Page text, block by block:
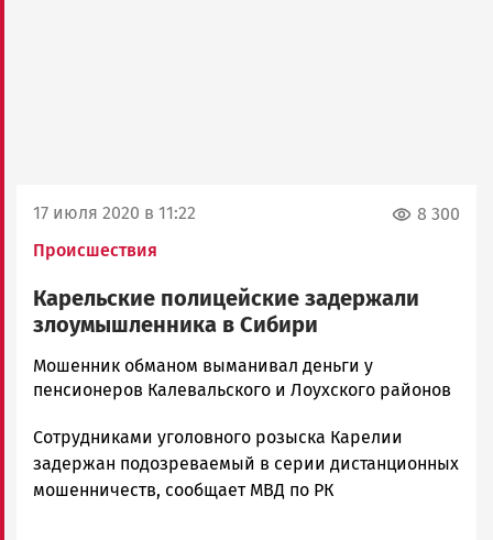
17 июля 2020 в 11:22
Происшествия
8 300
Карельские полицейские задержали
злоумышленника в Сибири
Корректор
Новости
и
Карелии
|
Мошенник обманом выманивал деньги у
пенсионеров Калевальского и Лоухского районов
Сотрудниками уголовного розыска Карелии
задержан подозреваемый в серии дистанционных
мошенничеств, сообщает МВД по РК